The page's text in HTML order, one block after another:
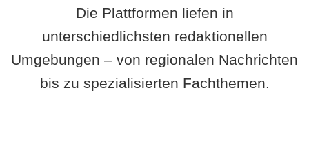
Die Plattformen liefen in
unterschiedlichsten redaktionellen
Umgebungen – von regionalen Nachrichten
bis zu spezialisierten Fachthemen.